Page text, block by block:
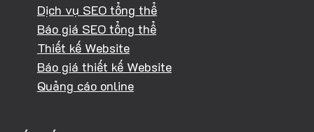
Dịch vụ SEO tổng thể
Báo giá SEO tổng thể
Thiết kế Website
Báo giá thiết kế Website
Quảng cáo online